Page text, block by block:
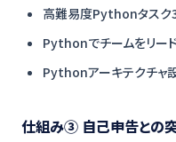
高難易度Pythonタスク
Pythonでチームをリー
Pythonアーキテクチャ
仕組み③ 自己申告との